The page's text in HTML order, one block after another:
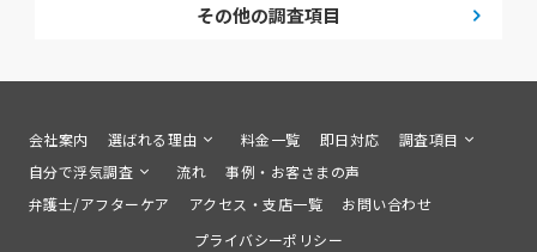
その他の調査項目
会社案内 選ばれる理由 料金一覧 即日対応
調査項目
自分で浮気調査
流れ
事例・お客さまの声
弁護士/アフターケア
アクセス・支店一覧
お問い合わせ
プライバシーポリシー